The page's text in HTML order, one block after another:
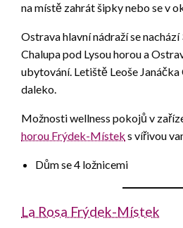
na místě zahrát šipky nebo se v
Ostrava hlavní nádraží se
Chalupa pod Lysou horou a
ubytování. Letiště Leoše
daleko.
Možnosti wellness pokojů v
horou Frýdek-Místek s vířivou
Dům se 4 ložnicemi
La Rosa Frýdek-Místek